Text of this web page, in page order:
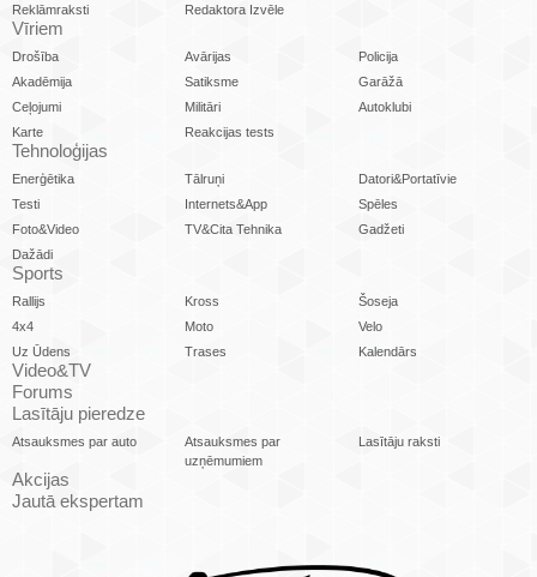
Reklāmraksti
Redaktora Izvēle
Vīriem
Drošība Avārijas
Policija
Akadēmija
Satiksme
Garāžā
Ceļojumi
Militāri
Autoklubi
Karte
Reakcijas tests
Tehnoloģijas
Enerģētika Tālruņi
Datori&Portatīvie
Testi
Internets&App
Spēles
Foto&Video
TV&Cita Tehnika
Gadžeti
Dažādi
Sports
Rallijs Kross
Šoseja
4x4
Moto
Velo
Uz Ūdens
Trases Kalendārs
Video&TV
Forums
Lasītāju pieredze
Atsauksmes par auto
Atsauksmes par
uzņēmumiem
Lasītāju raksti
Akcijas
Jautā ekspertam